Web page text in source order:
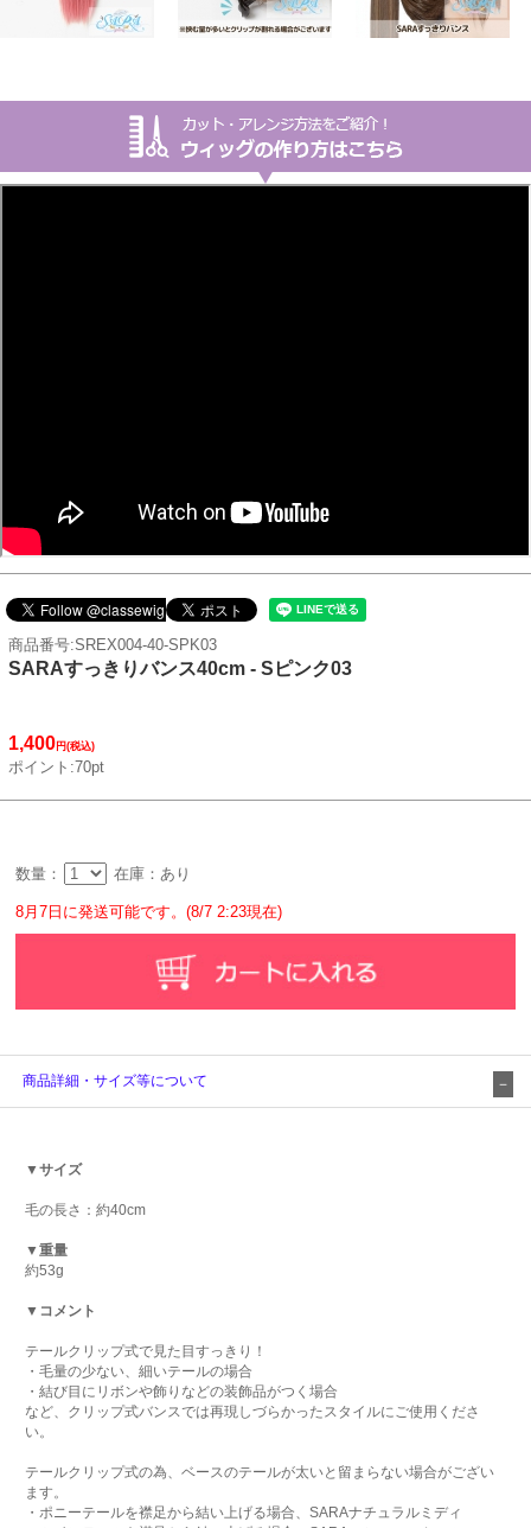
商品番号:SREX004-40-SPK03
SARAすっきりバンス40cm - Sピンク03
1,400円(税込)
ポイント:70pt
数量： 在庫：あり
8月7日に発送可能です。(8/7 2:23現在)
商品詳細・サイズ等について
▼サイズ
毛の長さ：約40cm
▼重量
約53g
▼コメント
テールクリップ式で見た目すっきり！
・毛量の少ない、細いテールの場合
・結び目にリボンや飾りなどの装飾品がつく場合
など、クリップ式バンスでは再現しづらかったスタイルにご使用くださ
い。
テールクリップ式の為、ベースのテールが太いと留まらない場合がござい
ます。
・ポニーテールを襟足から結い上げる場合、SARAナチュラルミディ